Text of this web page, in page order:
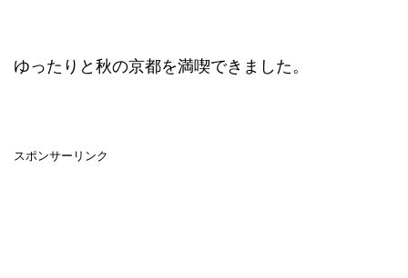
ゆったりと秋の京都を満喫できました。
スポンサーリンク